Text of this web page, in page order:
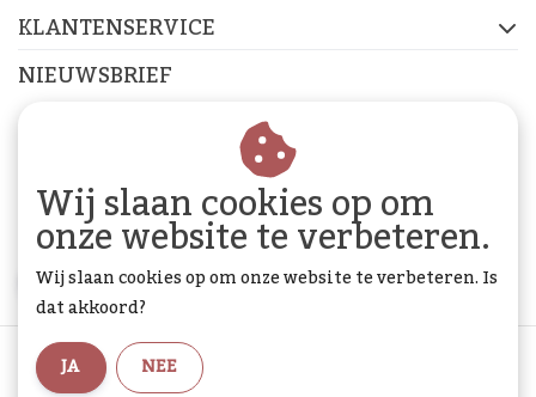
KLANTENSERVICE
NIEUWSBRIEF
Abonneer je op onze nieuwsbrief om op de hoogte te
ABONNEER
Algemene voorwaarden
Wij slaan cookies op om
onze website te verbeteren.
Wij slaan cookies op om onze website te verbeteren. Is
dat akkoord?
JA
NEE